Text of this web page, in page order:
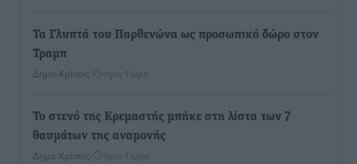
Τα Γλυπτά του Παρθενώνα ως προσωπικό δώρο στον
Τραμπ
Δημο-Κρίσεις πριν 1 ώρα
Το στενό της Κρεμαστής μπήκε στη λίστα των 7
θαυμάτων της αναμονής
Δημο-Κρίσεις πριν 1 ώρα